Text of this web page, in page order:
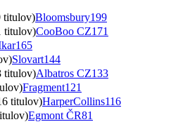
titulov)Bloomsbury199
titulov)CooBoo CZ171
165
Slovart144
titulov)Albatros CZ133
Fragment121
titulov)HarperCollins116
Egmont ČR81